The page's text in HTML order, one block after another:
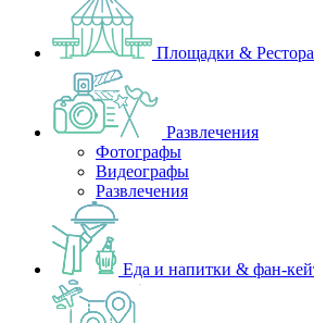
Площадки &
Развлечения
Фотографы
Видеографы
Развлечения
Еда и напитки & фан-